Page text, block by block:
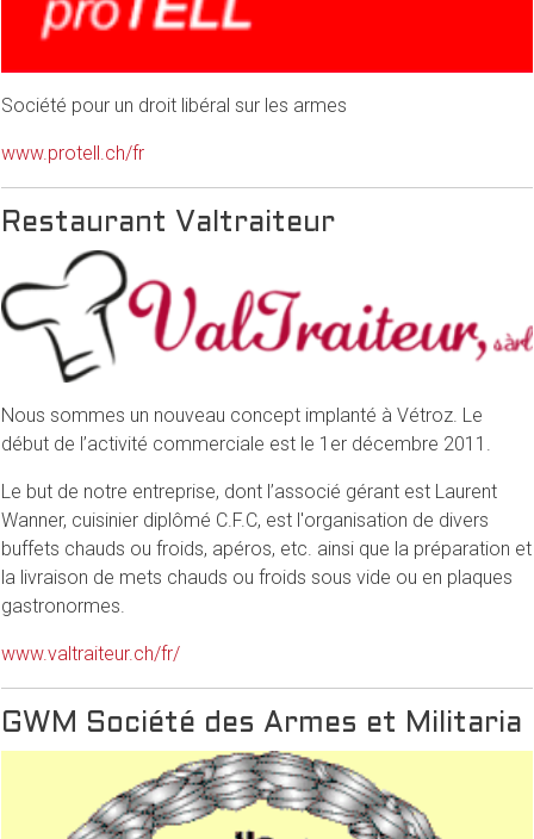
Société pour un droit libéral sur les armes
www.protell.ch/fr
Restaurant Valtraiteur
Nous sommes un nouveau concept implanté à Vétroz. Le
début de l’activité commerciale est le 1er décembre 2011.
Le but de notre entreprise, dont l’associé gérant est Laurent
Wanner, cuisinier diplômé C.F.C, est l'organisation de divers
buffets chauds ou froids, apéros, etc. ainsi que la préparation et
la livraison de mets chauds ou froids sous vide ou en plaques
gastronormes.
www.valtraiteur.ch/fr/
GWM Société des Armes et Militaria